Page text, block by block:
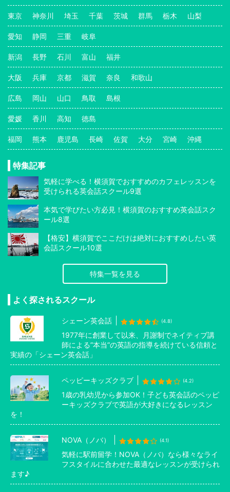
東京 神奈川 埼玉 千葉 茨城 群馬 栃木 山梨
愛知 静岡 三重 岐阜
新潟 長野 石川 富山 福井
大阪 兵庫 京都 滋賀 奈良 和歌山
広島 岡山 山口 鳥取 島根
愛媛 香川 高知 徳島
福岡 熊本 鹿児島 長崎 佐賀 大分 宮崎 沖縄
特集記事
気軽に学べる！横須賀でおすすめのカフェレッスンを
受けられる英会話スクール9選
本気で学びたい方必見！横須賀のおすすめ英会話スク
ール8選
【格安】横須賀でここだけは絶対におすすめしたい英
会話スクール10選
特集一覧を見る
よく探されるスクール
シェーン英会話 (4.8)
1977年に創業して以来、月謝制でネイティブ講
師による”本当”の英語の指導を続けている信頼と
実績の「シェーン英会話」
ペッピーキッズクラブ (4.2)
1歳の乳幼児から参加OK！子ども英会話のペッピ
ーキッズクラブで英語が大好きになるレッスン
を！
NOVA（ノバ） (4.1)
気軽に駅前留学！NOVA（ノバ）なら様々なライ
フスタイルに合わせた最適なレッスンが受けられ
ます♪